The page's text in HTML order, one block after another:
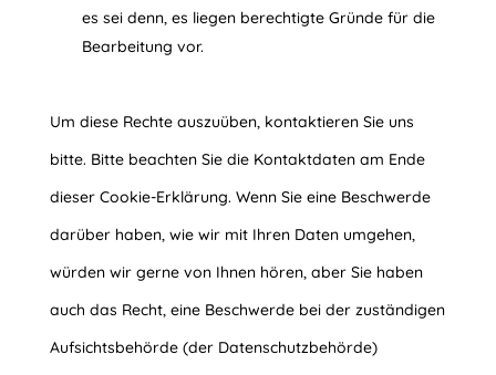
es sei denn, es liegen berechtigte Gründe für die
Bearbeitung vor.
Um diese Rechte auszuüben, kontaktieren Sie uns
bitte. Bitte beachten Sie die Kontaktdaten am Ende
dieser Cookie-Erklärung. Wenn Sie eine Beschwerde
darüber haben, wie wir mit Ihren Daten umgehen,
würden wir gerne von Ihnen hören, aber Sie haben
auch das Recht, eine Beschwerde bei der zuständigen
Aufsichtsbehörde (der Datenschutzbehörde)